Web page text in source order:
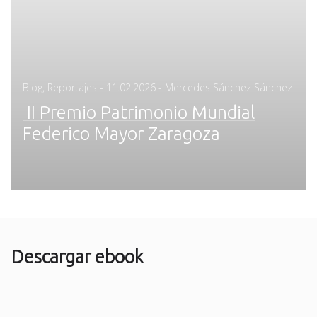
Blog Reportajes - Posted
11.02.2026 - Mercedes Sánchez Sánchez
II Premio Patrimonio Mundial
Federico Mayor Zaragoza
Descargar ebook